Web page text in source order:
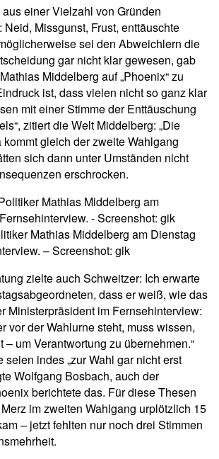
einer Vielzahl von Gründen
Missgunst, Frust, enttäuschte
sei den Abweichlern die
gar nicht klar gewesen, gab
Middelberg auf „Phoenix“ zu
ist, dass vielen nicht so ganz klar
mit einer Stimme der Enttäuschung
zitiert die Welt Middelberg: „Die
gleich der zweite Wahlgang
sich dann unter Umständen nicht
erschrocken.
Mathias Middelberg am Dienstag
– Screenshot: gik
zielte auch Schweitzer: Ich erwarte
dass er weiß, wie das
Ministerpräsident im Fernsehinterview:
vor der Wahlurne steht, muss wissen,
– um Verantwortung zu übernehmen.“
seien indes „zur Wahl gar nicht erst
Wolfgang Bosbach, auch der
berichtete das. Für diese Thesen
im zweiten Wahlgang urplötzlich 15
– jetzt fehlten nur noch drei Stimmen